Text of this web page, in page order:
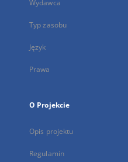
Wydawca
Typ zasobu
Język
Prawa
O Projekcie
Opis projektu
Regulamin